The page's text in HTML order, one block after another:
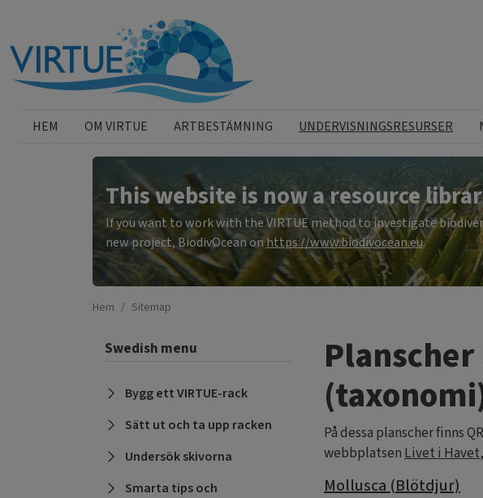
Swedish menu
HEM OM VIRTUE ARTBESTÄMNING UNDERVISNINGSRESURSER
This website is now a resource
If you want to work with the VIRTUE method to investigate
new project, BiodivOcean onhttps://www.biodivocean.eu.
Hem Sitemap
På dessa planscher finns
webbplatsenLivet i Havet
Mollusca (Blötdjur)
Swedish menu
Bygg ett VIRTUE-rack
Sätt ut och ta upp racken
Undersök skivorna
Smarta tips och